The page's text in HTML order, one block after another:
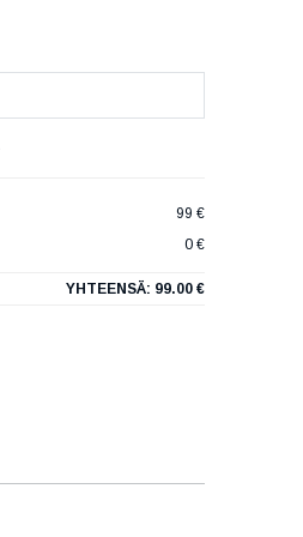
99 €
0 €
YHTEENSÄ: 99.00 €